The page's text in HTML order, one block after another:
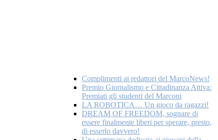
Complimenti ai redattori del MarcoNews!
Premio Giornalismo e Cittadinanza Attiva:
Premiati gli studenti del Marconi
LA ROBOTICA… Un gioco da ragazzi!
DREAM OF FREEDOM, sognare di
essere finalmente liberi per sperare, presto,
di esserlo davvero!